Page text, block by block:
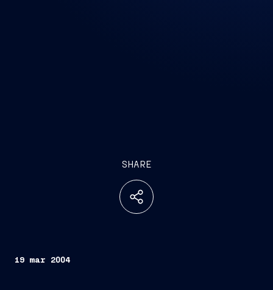
SHARE
19 mar 2004